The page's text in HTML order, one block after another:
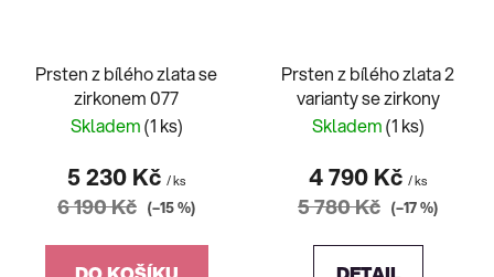
Prsten z bílého zlata se
zirkonem 077
Skladem(1 ks)
5 230 Kč / ks
6 190 Kč (–15 %)
Prsten z bílého zlata 2
varianty se zirkony
Skladem(1 ks)
4 790 Kč / ks
5 780 Kč (–17 %)